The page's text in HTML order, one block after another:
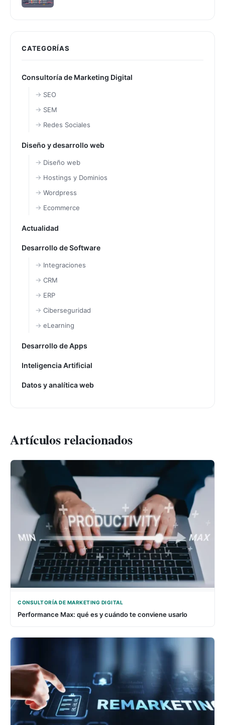
CATEGORÍAS
Consultoría de Marketing Digital
SEO
SEM
Redes Sociales
Diseño y desarrollo web
Diseño web
Hostings y Dominios
Wordpress
Ecommerce
Actualidad
Desarrollo de Software
Integraciones
CRM
ERP
Ciberseguridad
eLearning
Desarrollo de Apps
Inteligencia Artificial
Datos y analítica web
Artículos relacionados
CONSULTORÍA DE MARKETING DIGITAL
Performance Max: qué es y cuándo te conviene usarlo